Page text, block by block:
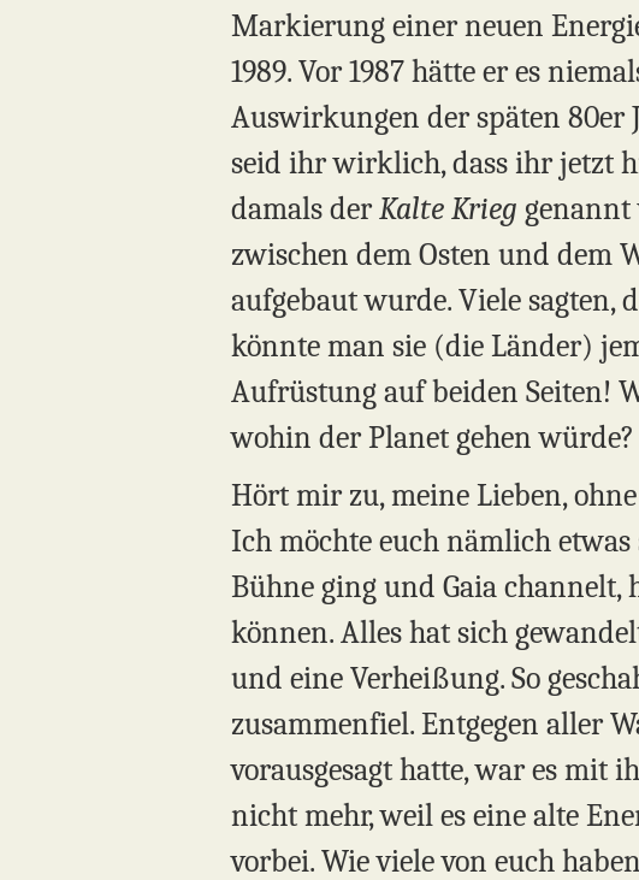
Markierung einer neuen
1989. Vor 1987 hätte er es
Auswirkungen der späten 80er
seid ihr wirklich, dass ihr jetzt
damals der Kalte Krieg genannt
zwischen dem Osten und dem
aufgebaut wurde. Viele sagten,
könnte man sie (die Länder)
Aufrüstung auf beiden Seiten!
wohin der Planet gehen
Hört mir zu, meine Lieben,
Ich möchte euch nämlich etwas
Bühne ging und Gaia channelt,
können. Alles hat sich
und eine Verheißung. So
zusammenfiel. Entgegen aller
vorausgesagt hatte, war es mit
nicht mehr, weil es eine alte
vorbei. Wie viele von euch